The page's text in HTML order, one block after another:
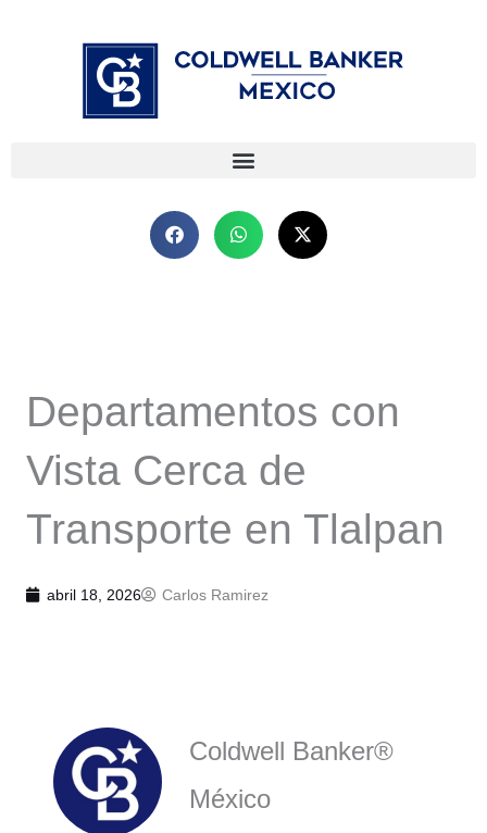
Departamentos con
Vista Cerca de
Transporte en Tlalpan
abril 18, 2026 Carlos Ramirez
Coldwell Banker®
México